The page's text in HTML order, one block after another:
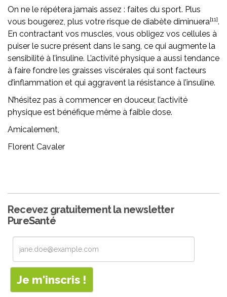
On ne le répétera jamais assez : faites du sport. Plus
vous bougerez, plus votre risque de diabète diminuera[11].
En contractant vos muscles, vous obligez vos cellules à
puiser le sucre présent dans le sang, ce qui augmente la
sensibilité à l’insuline. L’activité physique a aussi tendance
à faire fondre les graisses viscérales qui sont facteurs
d’inflammation et qui aggravent la résistance à l’insuline.
N’hésitez pas à commencer en douceur, l’activité
physique est bénéfique même à faible dose.
Amicalement,
Florent Cavaler
Recevez gratuitement la newsletter
PureSanté